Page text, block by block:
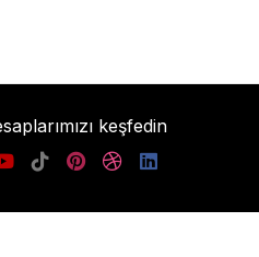
keşfedin